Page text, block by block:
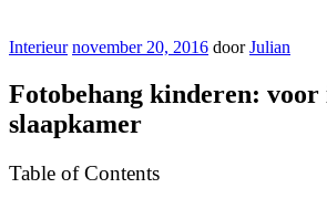
Interieur november 20, 2016 doorJulian
Fotobehang kinderen: voor
slaapkamer
Table of Contents